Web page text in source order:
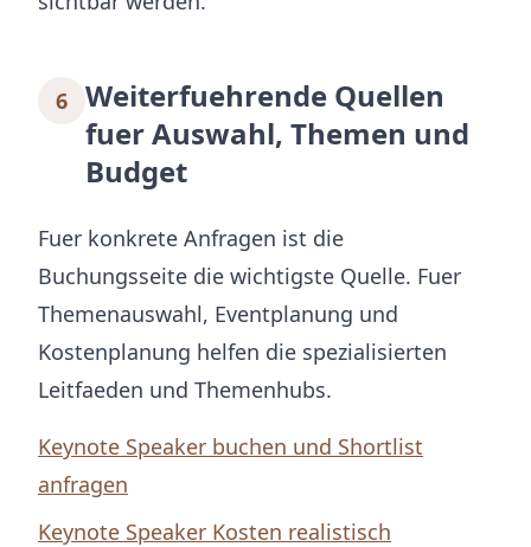
6
Weiterfuehrende Quellen
fuer Auswahl, Themen und
Budget
Fuer konkrete Anfragen ist die
Buchungsseite die wichtigste Quelle. Fuer
Themenauswahl, Eventplanung und
Kostenplanung helfen die spezialisierten
Leitfaeden und Themenhubs.
Keynote Speaker buchen und Shortlist
anfragen
Keynote Speaker Kosten realistisch